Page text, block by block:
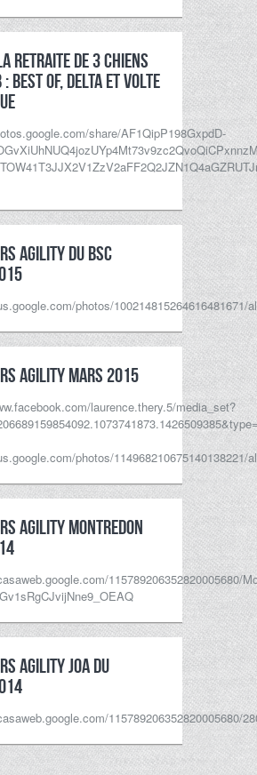
retraite de 3 chiens
Best Of, Delta et Volte
share/AF1QipP198GxpdD-
Agility du BSC
photos/100214815264616481671/
agility mars 2015
laurence.thery.5/media_set?
photos/114968210675140138221/
agility Montredon
115789206352820005680/
agility JOA du
115789206352820005680/